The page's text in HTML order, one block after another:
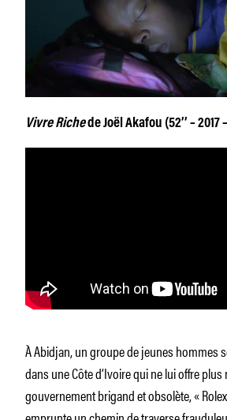
Vivre Richede Joël Akafou (52’’ – 2017
À Abidjan, un groupe de jeunes hommes
dans une Côte d’Ivoire qui ne lui offre plus
gouvernement brigand et obsolète, «